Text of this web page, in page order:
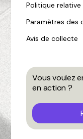
Politique relative
Paramètres des
Avis de collecte
Vous voulez
en action ?